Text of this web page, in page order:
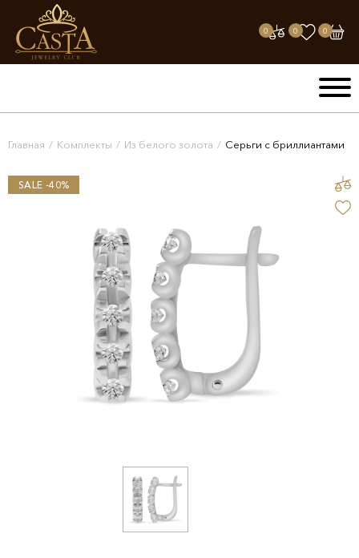
0 0 0
Главная / Комплекты / Из белого золота / Серьги с бриллиантами
SALE -40%